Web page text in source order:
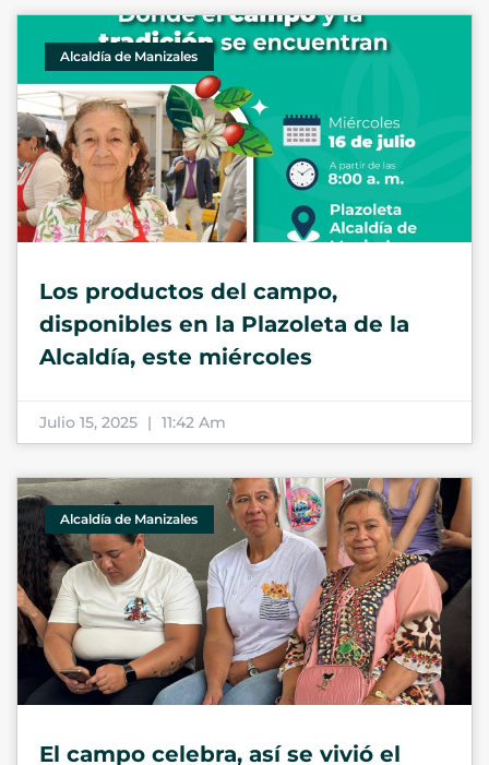
Alcaldía de Manizales
Los productos del campo,
disponibles en la Plazoleta de la
Alcaldía, este miércoles
Julio 15, 2025 11:42 Am
Alcaldía de Manizales
El campo celebra, así se vivió el